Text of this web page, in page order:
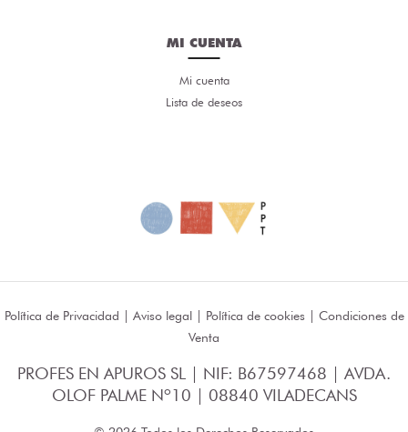
MI CUENTA
Mi cuenta
Lista de deseos
Política de Privacidad | Aviso legal| Política de cookies | Condiciones de
Venta
PROFES EN APUROS SL | NIF: B67597468 | AVDA.
OLOF PALME Nº10 | 08840 VILADECANS